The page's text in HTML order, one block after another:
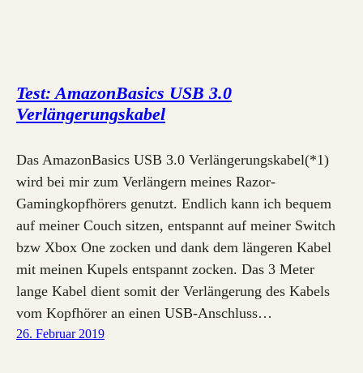
Test: AmazonBasics USB 3.0
Verlängerungskabel
Das AmazonBasics USB 3.0 Verlängerungskabel(*1)
wird bei mir zum Verlängern meines Razor-
Gamingkopfhörers genutzt. Endlich kann ich bequem
auf meiner Couch sitzen, entspannt auf meiner Switch
bzw Xbox One zocken und dank dem längeren Kabel
mit meinen Kupels entspannt zocken. Das 3 Meter
lange Kabel dient somit der Verlängerung des Kabels
vom Kopfhörer an einen USB-Anschluss…
26. Februar 2019